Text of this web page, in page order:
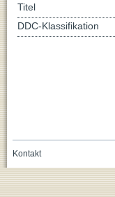
Titel
DDC-Klassifikation
Kontakt